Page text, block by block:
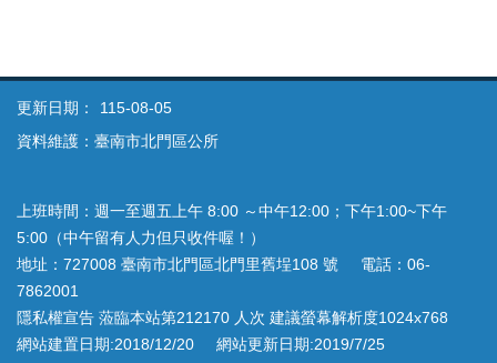
更新日期：
115-08-05
資料維護：臺南市北門區公所
上班時間：週一至週五上午 8:00 ～中午12:00；下午1:00~下午
5:00（中午留有人力但只收件喔！）
地址：727008 臺南市北門區北門里舊埕108 號 電話：06-
7862001
隱私權宣告 蒞臨本站第212170 人次 建議螢幕解析度1024x768
網站建置日期:2018/12/20 網站更新日期:2019/7/25